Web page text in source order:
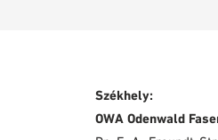
Székhely:
OWA Odenwald